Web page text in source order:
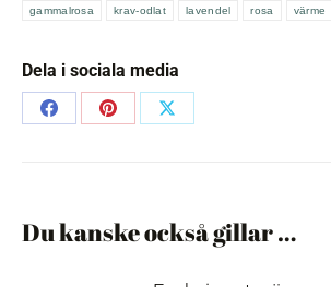
gammalrosa krav-odlat lavendel rosa värme
Dela i sociala media
Share
Share
Share
Du kanske också gillar …